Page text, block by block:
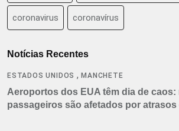
coronavirus coronavírus
Notícias Recentes
ESTADOS UNIDOS ,MANCHETE
Aeroportos dos EUA têm dia de caos:
passageiros são afetados por